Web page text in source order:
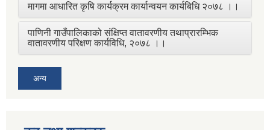
मागमा आधारित कृषि कार्यक्रम कार्यान्वयन कार्यबिधि २०७८ ।।
पाणिनी गाउँपालिकाको संक्षिप्त वातावरणीय तथाप्रारम्भिक
वातावरणीय परिक्षण कार्यविधि, २०७८ ।।
अन्य